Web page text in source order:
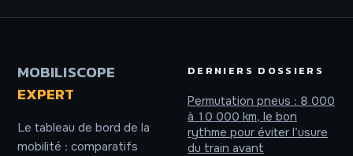
MOBILISCOPE
EXPERT
Le tableau de bord de la
mobilité : comparatifs
DERNIERS DOSSIERS
Permutation pneus : 8 000
à 10 000 km, le bon
rythme pour éviter l’usure
du train avant